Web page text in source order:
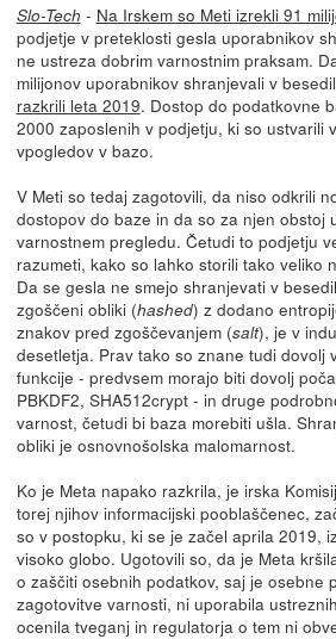
Slo-Tech - Na Irskem so Meti izrekli 91
podjetje v preteklosti gesla uporabnikov
ne ustreza dobrim varnostnim praksam.
milijonov uporabnikov shranjevali v
razkrili leta 2019. Dostop do podatkovne
2000 zaposlenih v podjetju, ki so ustvarili
vpogledov v bazo.
V Meti so tedaj zagotovili, da niso odkrili
dostopov do baze in da so za njen obstoj
varnostnem pregledu. Četudi to podjetju
razumeti, kako so lahko storili tako veliko
Da se gesla ne smejo shranjevati v
zgoščeni obliki (hashed) z dodano
znakov pred zgoščevanjem (salt), je v
desetletja. Prav tako so znane tudi dovolj
funkcije - predvsem morajo biti dovolj
PBKDF2, SHA512crypt - in druge
varnost, četudi bi baza morebiti ušla.
obliki je osnovnošolska malomarnost.
Ko je Meta napako razkrila, je irska
torej njihov informacijski pooblaščenec,
so v postopku, ki se je začel aprila 2019,
visoko globo. Ugotovili so, da je Meta
o zaščiti osebnih podatkov, saj je osebne
zagotovitve varnosti, ni uporabila
ocenila tveganj in regulatorja o tem ni